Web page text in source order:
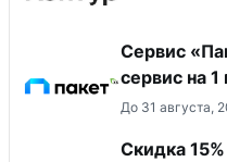
Сервис «Пакет» —
сервис на
До 31 августа,
Скидка